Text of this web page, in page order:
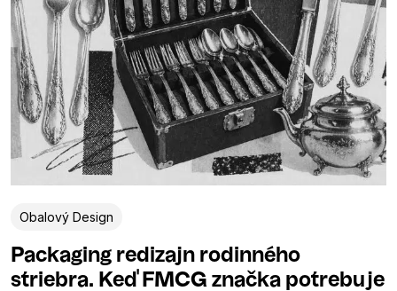
Obalový Design
Packaging redizajn rodinného
striebra. Keď FMCG značka potrebuje